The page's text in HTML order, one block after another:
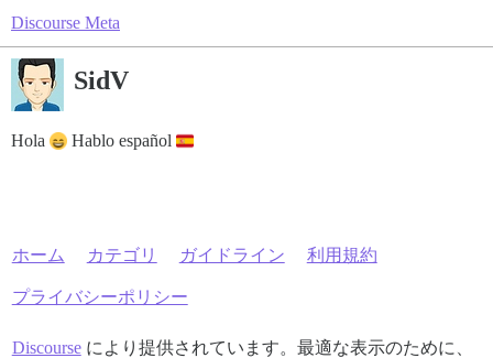
Discourse Meta
SidV
Hola Hablo español
ホーム カテゴリ ガイドライン 利用規約
プライバシーポリシー
Discourseにより提供されています。最適な表示のために、